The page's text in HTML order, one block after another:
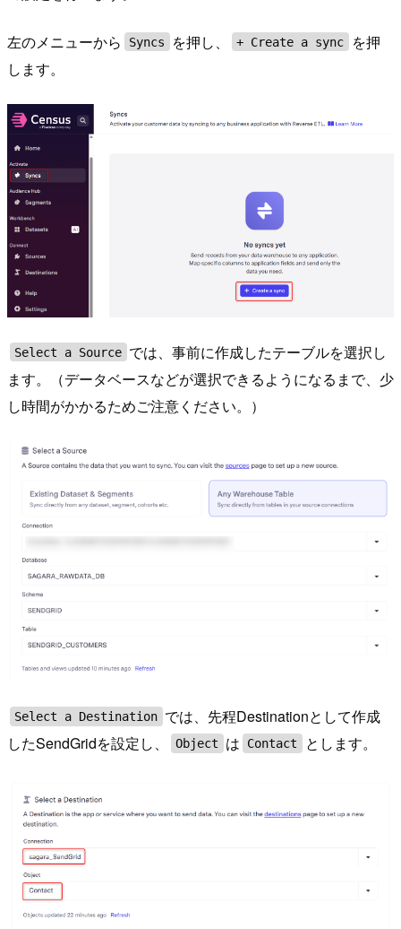
左のメニューから Syncs を押し、 + Create a sync
を押
します。
Select a Source では、事前に作成したテーブルを選択し
ます。（データベースなどが選択できるようになるまで、少
し時間がかかるためご注意ください。）
Select a Destination では、先程Destinationとして作成
したSendGridを設定し、
Object は Contact とします。